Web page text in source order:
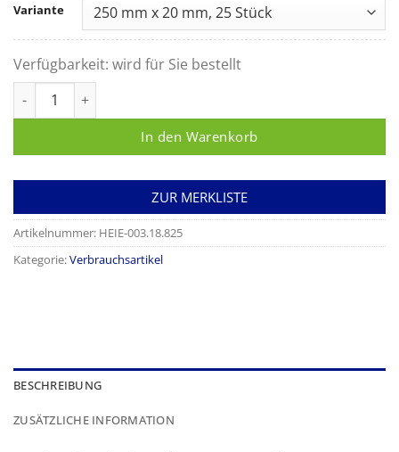
Variante
Verfügbarkeit: wird für Sie bestellt
In den Warenkorb
ZUR MERKLISTE
Artikelnummer: HEIE-003.18.825
Kategorie:Verbrauchsartikel
BESCHREIBUNG
ZUSÄTZLICHE INFORMATION